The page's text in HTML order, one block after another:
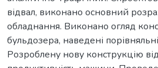
відвал, виконано основний
обладнання. Виконано огляд
бульдозера, наведені
Розроблену нову конструкцію